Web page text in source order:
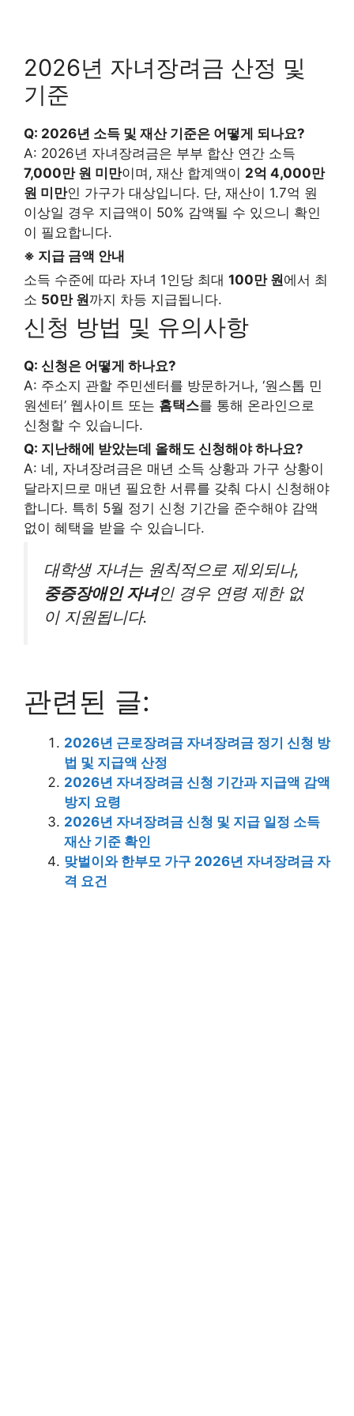
2026년 자녀장려금 산정 및
기준
Q: 2026년 소득 및 재산 기준은 어떻게 되나요?
A: 2026년 자녀장려금은 부부 합산 연간 소득
7,000만 원 미만이며, 재산 합계액이 2억 4,000만
원 미만인 가구가 대상입니다. 단, 재산이 1.7억 원
이상일 경우 지급액이 50% 감액될 수 있으니 확인
이 필요합니다.
※ 지급 금액 안내
소득 수준에 따라 자녀 1인당 최대 100만 원에서 최
소 50만 원까지 차등 지급됩니다.
신청 방법 및 유의사항
Q: 신청은 어떻게 하나요?
A: 주소지 관할 주민센터를 방문하거나, ‘원스톱 민
원센터’ 웹사이트 또는 홈택스를 통해 온라인으로
신청할 수 있습니다.
Q: 지난해에 받았는데 올해도 신청해야 하나요?
A: 네, 자녀장려금은 매년 소득 상황과 가구 상황이
달라지므로 매년 필요한 서류를 갖춰 다시 신청해야
합니다. 특히 5월 정기 신청 기간을 준수해야 감액
없이 혜택을 받을 수 있습니다.
대학생 자녀는 원칙적으로 제외되나,
중증장애인 자녀인 경우 연령 제한 없
이 지원됩니다.
관련된 글:
2026년 근로장려금 자녀장려금 정기 신청 방
법 및 지급액 산정
2026년 자녀장려금 신청 기간과 지급액 감액
방지 요령
2026년 자녀장려금 신청 및 지급 일정 소득
재산 기준 확인
맞벌이와 한부모 가구 2026년 자녀장려금 자
격 요건